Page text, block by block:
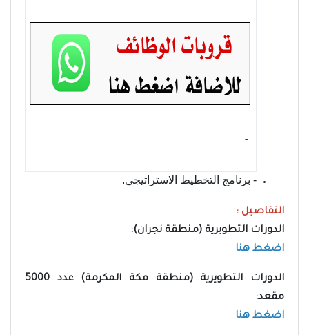
- ‏
- برنامج التخطيط الاستراتيجي.
التفاصيل :
الدورات التطويرية (منطقة نجران):
اضغط هنا
الدورات التطويرية (منطقة مكة المكرمة) عدد 5000
مقعد:
اضغط هنا